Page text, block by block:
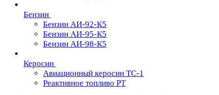
Бензин
Бензин АИ-92-К5
Бензин АИ-95-К5
Бензин АИ-98-К5
Керосин
Авиационный керосин ТС-1
Реактивное топливо РТ